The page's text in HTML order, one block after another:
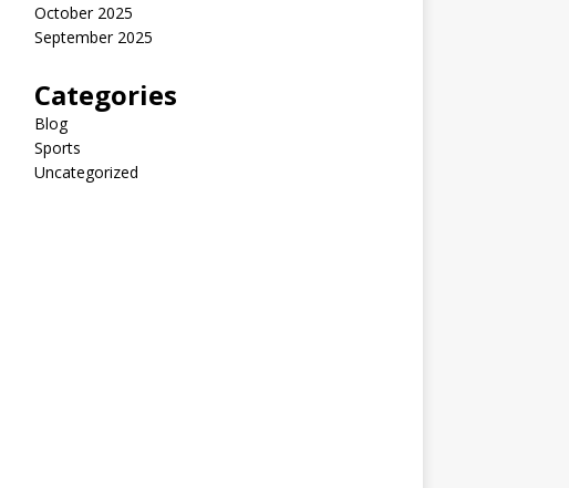
October 2025
September 2025
Categories
Blog
Sports
Uncategorized